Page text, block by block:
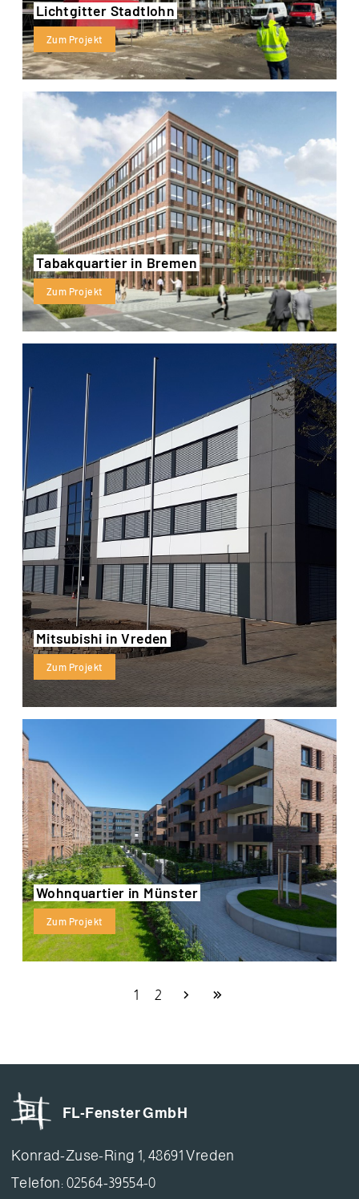
Lichtgitter Stadtlohn
Zum Projekt
Tabakquartier in Bremen
Zum Projekt
Mitsubishi in Vreden
Zum Projekt
Wohnquartier in Münster
Zum Projekt
1 2
FL-Fenster GmbH
Konrad-Zuse-Ring 1, 48691 Vreden
Telefon: 02564-39554-0